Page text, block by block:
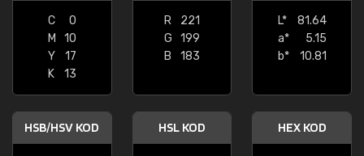
C
0
M
10
Y
17
K
13
R
221
G
199
B
183
L*
81.64
a*
5.15
b*
10.81
HSB/HSV KOD HSL KOD HEX KOD